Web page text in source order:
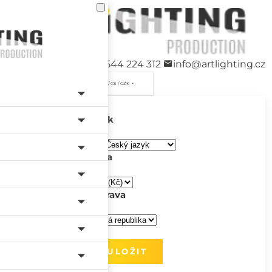
+420 544 224 312 info@artlighting.cz
/ CS / CZK
Jazyk
Měna
Doprava